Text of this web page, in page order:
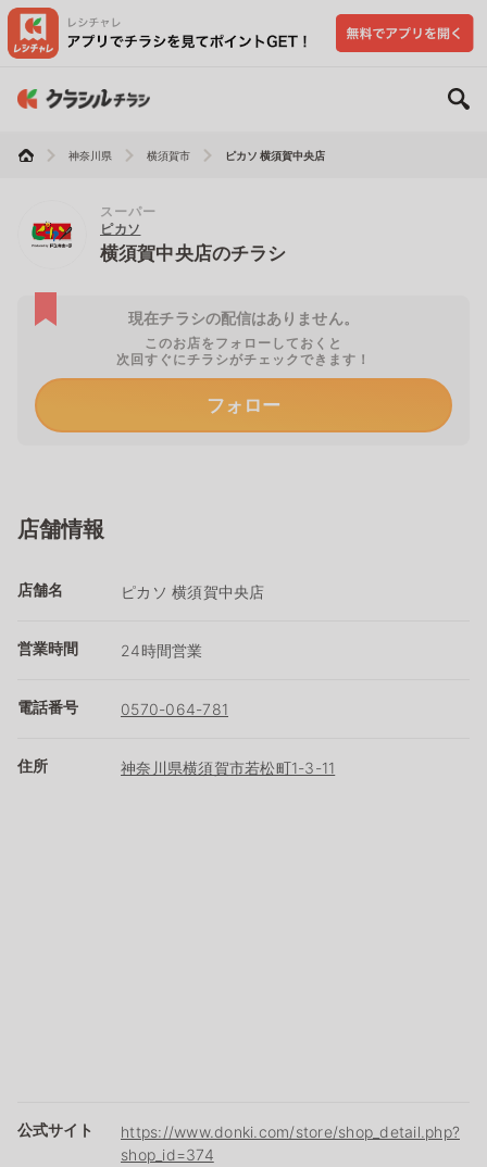
神奈川県 横須賀市 ピカソ 横須賀中央店
スーパー
ピカソ
横須賀中央店のチラシ
現在チラシの配信はありません。
このお店をフォローしておくと
次回すぐにチラシがチェックできます！
フォロー
店舗情報
店舗名 ピカソ 横須賀中央店
営業時間 24時間営業
電話番号 0570-064-781
住所 神奈川県横須賀市若松町1-3-11
公式サイト
https://www.donki.com/store/shop_detail.php?
shop_id=374